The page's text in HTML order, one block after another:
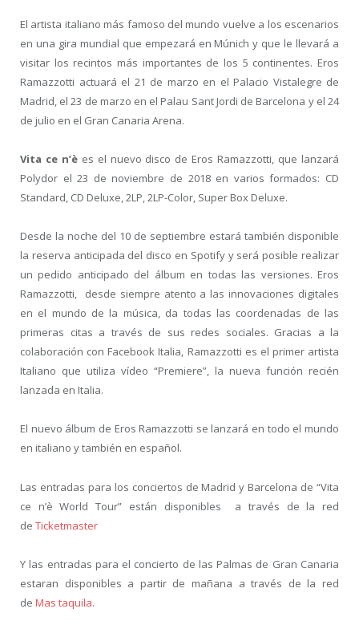
El artista italiano más famoso del mundo vuelve a los escenarios
en una gira mundial que empezará en Múnich y que le llevará a
visitar los recintos más importantes de los 5 continentes. Eros
Ramazzotti actuará el 21 de marzo en el Palacio Vistalegre de
Madrid, el 23 de marzo en el Palau Sant Jordi de Barcelona y el 24
de julio en el Gran Canaria Arena.
Vita ce n’èes el nuevo disco de Eros Ramazzotti, que lanzará
Polydor el 23 de noviembre de 2018 en varios formados: CD
Standard, CD Deluxe, 2LP, 2LP-Color, Super Box Deluxe.
Desde la noche del 10 de septiembre estará también disponible
la reserva anticipada del disco en Spotify y será posible realizar
un pedido anticipado del álbum en todas las versiones. Eros
Ramazzotti, desde siempre atento a las innovaciones digitales
en el mundo de la música, da todas las coordenadas de las
primeras citas a través de sus redes sociales. Gracias a la
colaboración con Facebook Italia, Ramazzotti es el primer artista
Italiano que utiliza vídeo “Premiere”, la nueva función recién
lanzada en Italia.
El nuevo álbum de Eros Ramazzotti se lanzará en todo el mundo
en italiano y también en español.
Las entradas para los conciertos de Madrid y Barcelona de “Vita
ce n’è World Tour” están disponibles a través de la red
de Ticketmaster
Y las entradas para el concierto de las Palmas de Gran Canaria
estaran disponibles a partir de mañana a través de la red
de Mas taquila.